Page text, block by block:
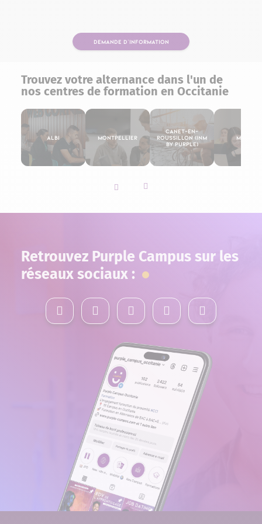
DEMANDE D'INFORMATION
Trouvez votre alternance dans l'un de
nos centres de formation en Occitanie
Slider vers la gauche
Albi Montpellier
Canet-en-
Roussillon (INM
By Purple)
Mende
Slider vers la droite
Retrouvez Purple Campus sur les
réseaux sociaux :